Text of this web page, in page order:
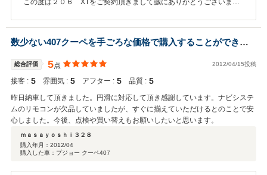
この度は２０６ XTをご契約頂きまして誠にありがとうございま
っております。 現車確認をされる前にご契約を頂いておりましたの
で、実際にご覧になって頂きました際に お車を気に入って頂けてと
ても安心致しました。 LEDも喜んで頂けた様でよかったです。 今後
とも末永いお付き合いをさせて頂ければ幸いでございます。 遠方で
はございますが、何かありました際にはお気軽にご連絡下さい。 専
門店ならではのフットワークの軽さを活かし、しっかりとサポート
させて頂きます。 今後とも宜しくお願い申し上げます。
数少ない407クーペを手ごろな価格で購入することができま
総合評価 5点 2012/04/15投稿
接客 : 5 雰囲気 : 5 アフター : 5 品質 : 5
昨日納車して頂きました。円滑に対応して頂き感謝しています。ナビシステ
ムのリモコンが欠品していましたが、すぐに揃えていただけるとのことで安
心しました。今後、点検や買い替えもお願いしたいと思います。
ｍａｓａｙｏｓｈｉ３２８
購入年月： 2012/04
購入した車：プジョー クーペ407